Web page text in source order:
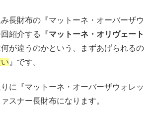
長財布の『マットーネ・オーバーザウ
紹介する『マットーネ・オリヴェート
何が違うのかという、まずあげられるの
』です。
に『マットーネ・オーバーザウォレッ
スナー長財布になります。